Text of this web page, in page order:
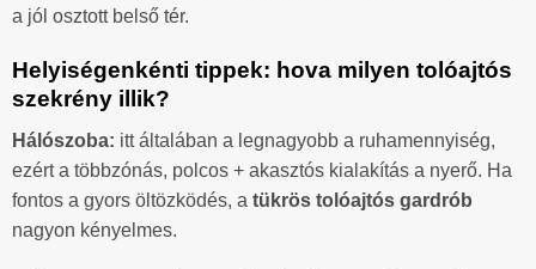
a jól osztott belső tér.
Helyiségenkénti tippek: hova milyen tolóajtós
szekrény illik?
Hálószoba: itt általában a legnagyobb a ruhamennyiség,
ezért a többzónás, polcos + akasztós kialakítás a nyerő. Ha
fontos a gyors öltözködés, a tükrös tolóajtós gardrób
nagyon kényelmes.